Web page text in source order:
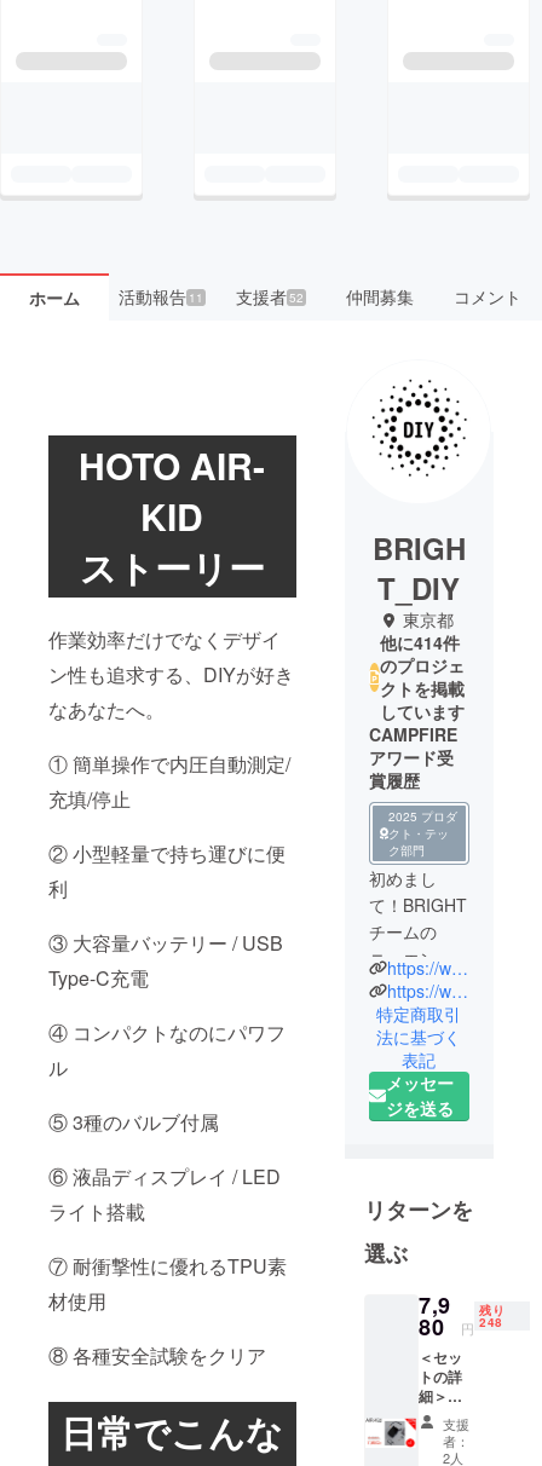
ホーム 活動報告11 支援者52 仲間募集 コメント
HOTO AIR-
KID
ストーリー
作業効率だけでなくデザイ
ン性も追求する、DIYが好き
なあなたへ。
① 簡単操作で内圧自動測定/
充填/停止
② 小型軽量で持ち運びに便
利
③ 大容量バッテリー / USB
Type-C充電
④ コンパクトなのにパワフ
ル
⑤ 3種のバルブ付属
⑥ 液晶ディスプレイ / LED
ライト搭載
⑦ 耐衝撃性に優れるTPU素
材使用
⑧ 各種安全試験をクリア
日常でこんな
BRIGH
T_DIY
東京都
他に414件
のプロジェ
クトを掲載
しています
CAMPFIRE
アワード受
賞履歴
2025 プロダ
クト・テッ
ク部門
初めまし
て！BRIGHT
チームの
ニュエンで
す。
中国の総合
家電メー
カー向けに
人気製品を
多数製造し
日本の皆様
にも是非体
験していた
ロジェクト
を立ち上げ
ました。
最新のテク
ノロジー
で、皆さん
https://www.brightdiy.jp/
https://www.instagram.com/brightdiyjp/
特定商取引
法に基づく
表記
メッセー
ジを送る
リターンを
選ぶ
7,9
80 円
残り
248
＜セッ
トの詳
細＞
HOTO
AIR-Kid
本体 三
支援
者：
2人